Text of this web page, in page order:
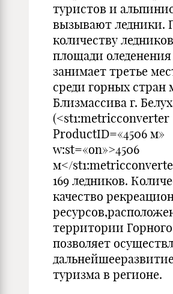
туристов и
вызывают ледники.
количеству
площади
занимает третье
среди горных стран
Близмассива г.
(<st1:metricconverter
ProductID=«4506 м»
w:st=«on»>4506
м</
169 ледников.
качество
территории
позволяет
туризма в регионе.